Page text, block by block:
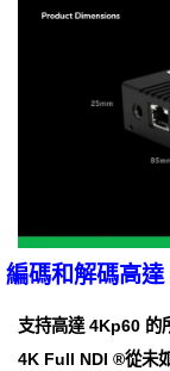
編碼和解碼高
支持高達 4Kp60 的
4K Full NDI ®從未